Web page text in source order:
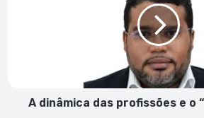
A dinâmica das profissões e o